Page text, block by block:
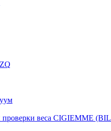
веса CIGIEMME